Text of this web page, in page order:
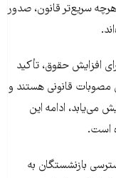
سریع‌تر قانون، صدور
افزایش حقوق، تأکید
مصوبات قانونی هستند و
می‌یابد، ادامه این
است.
بازنشستگان به